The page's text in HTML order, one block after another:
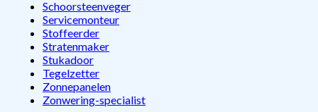
Schoorsteenveger
Servicemonteur
Stoffeerder
Stratenmaker
Stukadoor
Tegelzetter
Zonnepanelen
Zonwering-specialist